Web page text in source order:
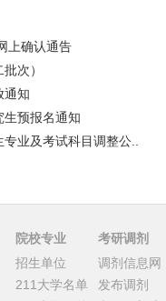
上确认通告
次）
通知
预报名通知
业及考试科目调整公..
院校专业
招生单位
211大学名单
考研调剂
调剂信息网
发布调剂